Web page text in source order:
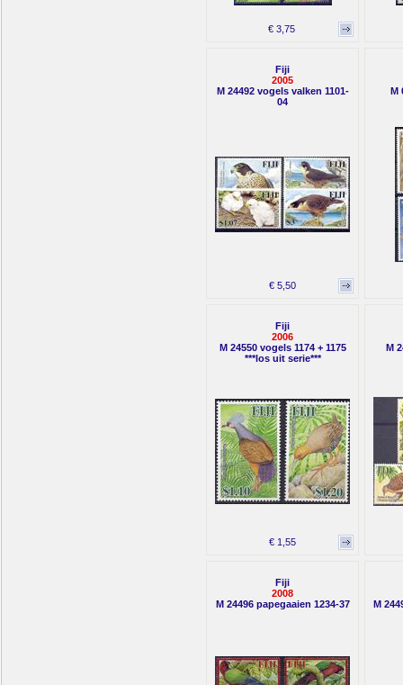
€ 3,75
Fiji
2005
M 24492 vogels valken 1101-
04
€ 5,50
M
Fiji
2006
M 24550 vogels 1174 + 1175
***los uit serie***
€ 1,55
M
Fiji
2008
M 24496 papegaaien 1234-37
M